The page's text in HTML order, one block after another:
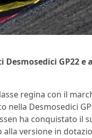
GP22
regina con il
nella Desmosedici
ha conquistato il
versione in